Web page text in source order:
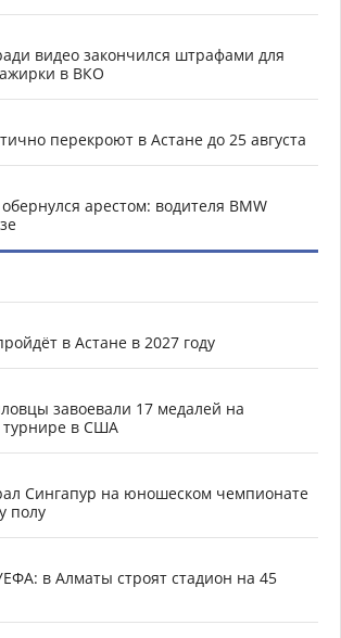
видео закончился штрафами для
в ВКО
перекроют в Астане до 25 августа
арестом: водителя BMW
в Астане в 2027 году
завоевали 17 медалей на
в США
Сингапур на юношеском чемпионате
полу
в Алматы строят стадион на 45